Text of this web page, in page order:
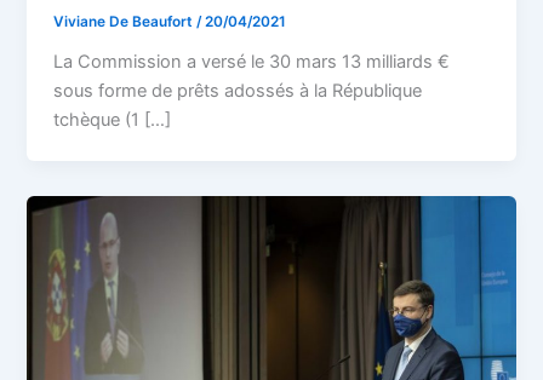
Viviane De Beaufort/20/04/2021
La Commission a versé le 30 mars 13 milliards €
sous forme de prêts adossés à la République
tchèque (1 […]